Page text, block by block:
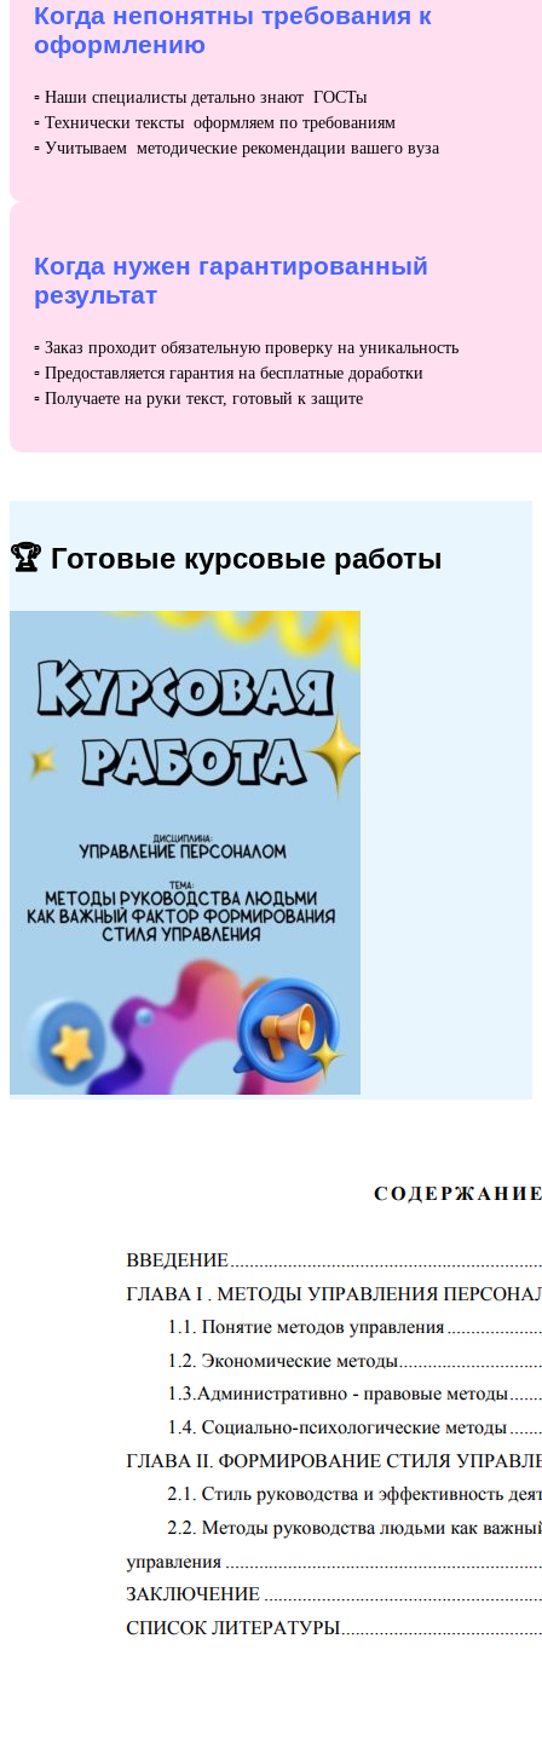
Когда непонятны требования к
оформлению
▫️ Наши специалисты детально знают ГОСТы
▫️ Технически тексты оформляем по требованиям
▫️ Учитываем методические рекомендации вашего вуза
Когда нужен гарантированный
результат
▫️ Заказ проходит обязательную проверку на уникальность
▫️ Предоставляется гарантия на бесплатные доработки
▫️ Получаете на руки текст, готовый к защите
🏆 Готовые курсовые работы